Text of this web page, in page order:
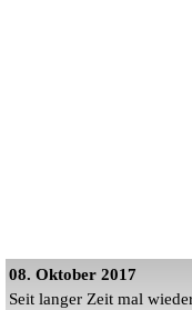
08. Oktober 2017
Seit langer Zeit mal